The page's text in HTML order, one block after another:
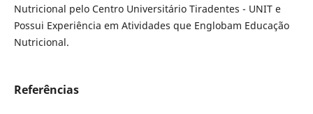
Nutricional pelo Centro Universitário Tiradentes - UNIT e
Possui Experiência em Atividades que Englobam Educação
Nutricional.
Referências